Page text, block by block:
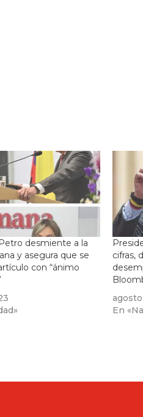
desmiente a la
y asegura que se
con “ánimo
cifras,
En